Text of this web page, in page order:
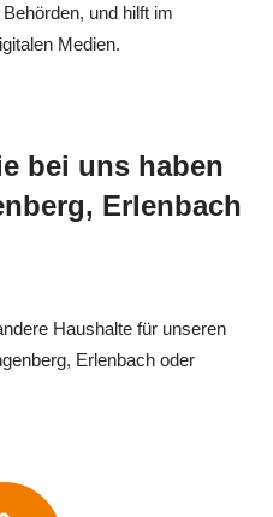
und hilft im
Medien.
bei uns haben
Erlenbach
Haushalte für unseren
Erlenbach oder